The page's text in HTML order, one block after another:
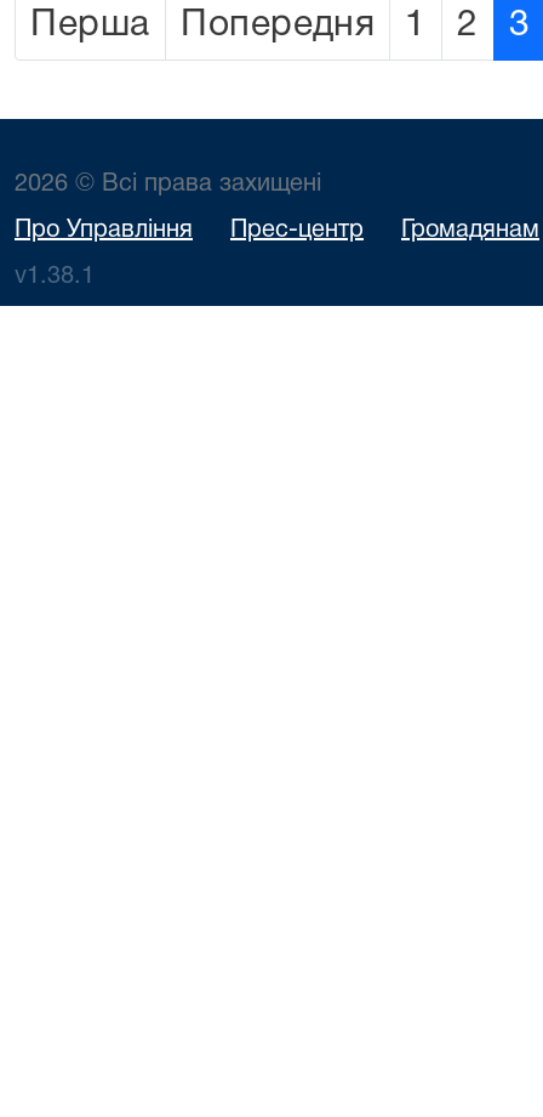
Перша Попередня 1 2 3
2026 © Всі права захищені
Про Управління Прес-центр Громадянам
v1.38.1